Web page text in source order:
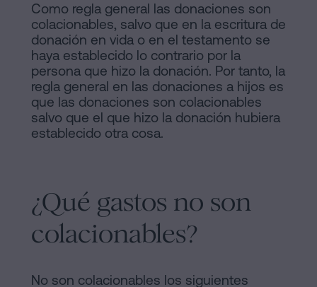
Como regla general las donaciones son
colacionables, salvo que en la escritura de
donación en vida o en el testamento se
haya establecido lo contrario por la
persona que hizo la donación. Por tanto, la
regla general en las donaciones a hijos es
que las donaciones son colacionables
salvo que el que hizo la donación hubiera
establecido otra cosa.
¿Qué gastos no son
colacionables?
No son colacionables los siguientes